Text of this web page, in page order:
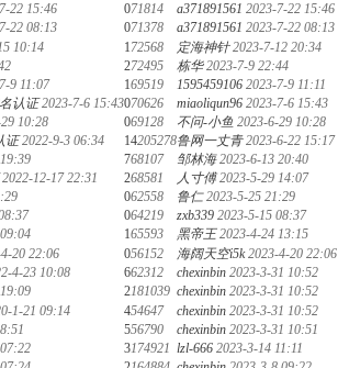
22 15:46 071814 a371891561 2023-7-22 15:46
22 08:13 071378 a371891561 2023-7-22 08:13
10:14 172568 定海神针 2023-7-12 20:34
272495 栋华 2023-7-9 22:44
9 11:07 169519 1595459106 2023-7-9 11:11
2023-7-6 15:43070626 miaoliqun96 2023-7-6 15:43
10:28 069128 不问-小鱼 2023-6-29 10:28
2022-9-3 06:34 14205278鲁网一丈青 2023-6-22 15:17
768107 邹林海 2023-6-13 20:40
2022-12-17 22:31 268581 人寸傅 2023-5-29 14:07
062558 鲁仁 2023-5-25 21:29
064219 zxb339 2023-5-15 08:37
165593 黑帝王 2023-4-24 13:15
20 22:06 056152 海阔天空i5k 2023-4-20 22:06
4-23 10:08 662312 chexinbin 2023-3-31 10:52
2181039 chexinbin 2023-3-31 10:52
1-21 09:14 454647 chexinbin 2023-3-31 10:52
556790 chexinbin 2023-3-31 10:51
3174921 lzl-666 2023-3-14 11:11